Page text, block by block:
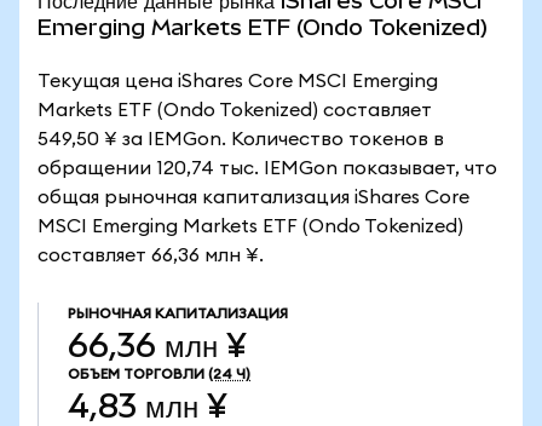
Emerging Markets ETF (Ondo Tokenized)
Текущая цена iShares Core MSCI Emerging
Markets ETF (Ondo Tokenized) составляет
549,50 ¥ за IEMGon. Количество токенов в
обращении 120,74 тыс. IEMGon показывает, что
общая рыночная капитализация iShares Core
MSCI Emerging Markets ETF (Ondo Tokenized)
составляет 66,36 млн ¥.
РЫНОЧНАЯ КАПИТАЛИЗАЦИЯ
66,36 млн ¥
ОБЪЕМ ТОРГОВЛИ (24 Ч)
4,83 млн ¥